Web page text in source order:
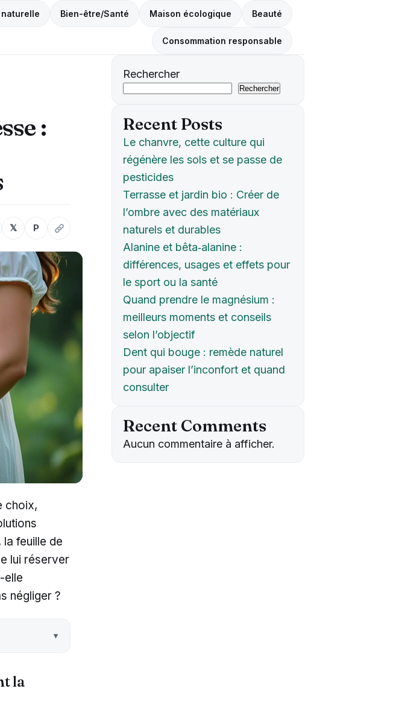
Bien-être/Santé Maison écologique Beauté
Consommation responsable
:
𝕏 P
choix,
feuille de
lui réserver
elle
négliger ?
la
Rechercher
Rechercher
Recent Posts
Le chanvre, cette culture qui
régénère les sols et se passe de
pesticides
Terrasse et jardin bio : Créer de
l’ombre avec des matériaux
naturels et durables
Alanine et bêta‑alanine :
différences, usages et effets pour
le sport ou la santé
Quand prendre le magnésium :
meilleurs moments et conseils
selon l’objectif
Dent qui bouge : remède naturel
pour apaiser l’inconfort et quand
consulter
Recent Comments
Aucun commentaire à afficher.